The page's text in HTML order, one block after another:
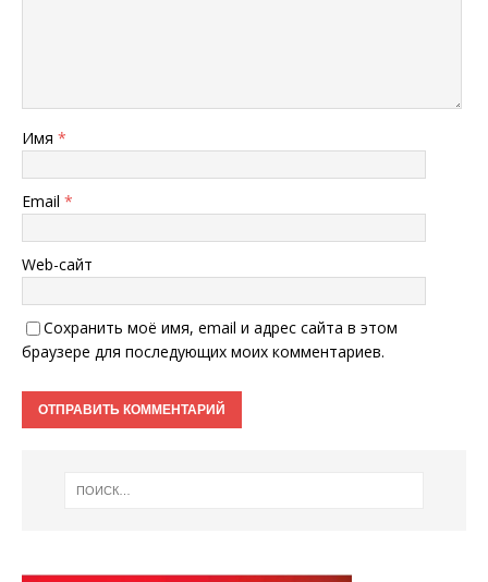
Имя *
Email *
Web-сайт
Сохранить моё имя, email и адрес сайта в этом
браузере для последующих моих комментариев.